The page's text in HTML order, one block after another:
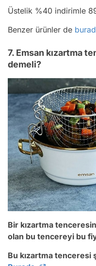
Üstelik %40 indirimle
Benzer ürünler de
7. Emsan kızartma
demeli?
Bir kızartma
olan bu tencereyi bu
Bu kızartma tenceresi